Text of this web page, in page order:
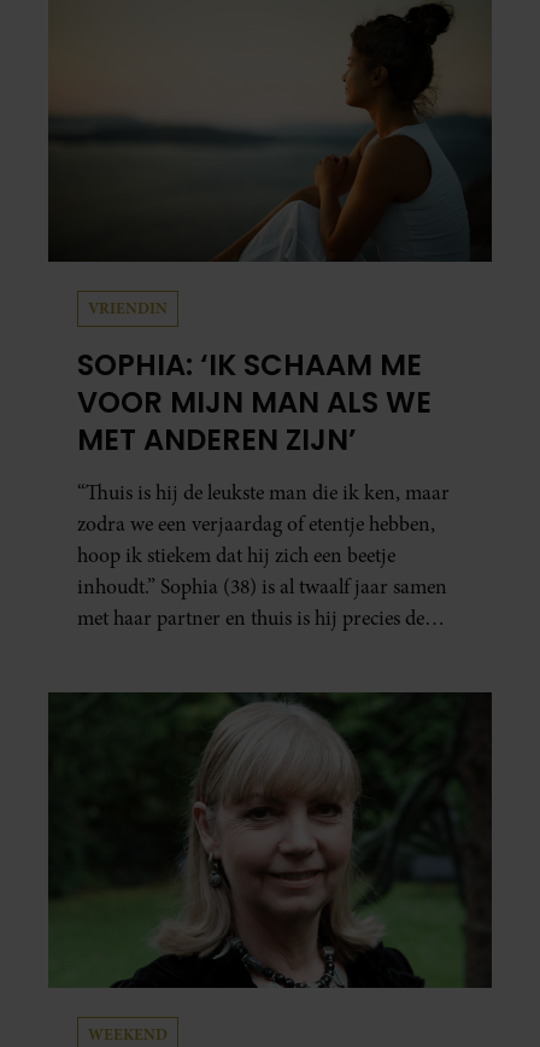
VRIENDIN
SOPHIA: ‘IK SCHAAM ME
VOOR MIJN MAN ALS WE
MET ANDEREN ZIJN’
“Thuis is hij de leukste man die ik ken, maar
zodra we een verjaardag of etentje hebben,
hoop ik stiekem dat hij zich een beetje
inhoudt.” Sophia (38) is al twaalf jaar samen
met haar partner en thuis is hij precies de
vaker schaamt zodra ze samen onder de
WEEKEND